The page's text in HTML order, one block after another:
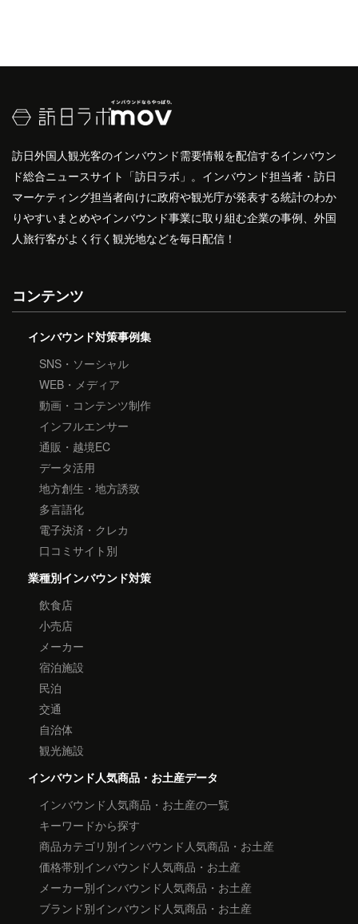
訪日外国人観光客のインバウンド需要情報を配信するインバウン
ド総合ニュースサイト「訪日ラボ」。インバウンド担当者・訪日
マーケティング担当者向けに政府や観光庁が発表する統計のわか
りやすいまとめやインバウンド事業に取り組む企業の事例、外国
人旅行客がよく行く観光地などを毎日配信！
コンテンツ
インバウンド対策事例集
SNS・ソーシャル
WEB・メディア
動画・コンテンツ制作
インフルエンサー
通販・越境EC
データ活用
地方創生・地方誘致
多言語化
電子決済・クレカ
口コミサイト別
業種別インバウンド対策
飲食店
小売店
メーカー
宿泊施設
民泊
交通
自治体
観光施設
インバウンド人気商品・お土産データ
インバウンド人気商品・お土産の一覧
キーワードから探す
商品カテゴリ別インバウンド人気商品・お土産
価格帯別インバウンド人気商品・お土産
メーカー別インバウンド人気商品・お土産
ブランド別インバウンド人気商品・お土産